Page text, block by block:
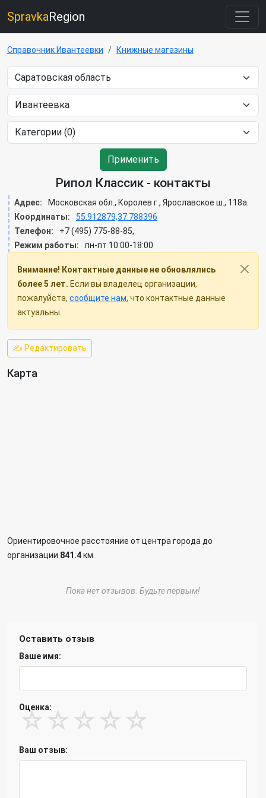
SpravkaRegion
Справочник Ивантеевки Книжные магазины
Применить
Рипол Классик - контакты
Адрес:
Московская обл., Королев г., Ярославское ш., 118а.
Координаты:
55.912879,37.788396
Телефон:
+7 (495) 775-88-85,
Режим работы:
пн-пт 10:00-18:00
Внимание! Контактные данные не обновлялись
более 5 лет. Если вы владелец организации,
пожалуйста, сообщите нам, что контактные данные
актуальны.
✍ Редактировать
Карта
Ориентировочное расстояние от центра города до
организации 841.4км.
Пока нет отзывов. Будьте первым!
Оставить отзыв
Ваше имя:
Оценка:
☆ ☆ ☆ ☆ ☆
Ваш отзыв: